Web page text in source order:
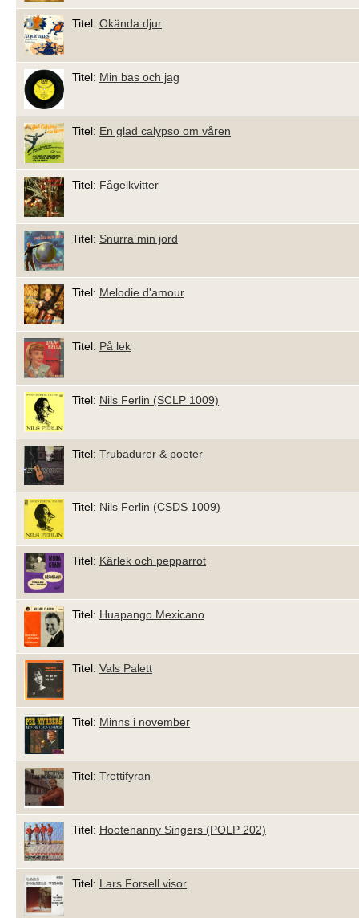
Titel: Okända djur
Titel: Min bas och jag
Titel: En glad calypso om våren
Titel: Fågelkvitter
Titel: Snurra min jord
Titel: Melodie d'amour
Titel: På lek
Titel: Nils Ferlin (SCLP 1009)
Titel: Trubadurer & poeter
Titel: Nils Ferlin (CSDS 1009)
Titel: Kärlek och pepparrot
Titel: Huapango Mexicano
Titel: Vals Palett
Titel: Minns i november
Titel: Trettifyran
Titel: Hootenanny Singers (POLP 202)
Titel: Lars Forsell visor